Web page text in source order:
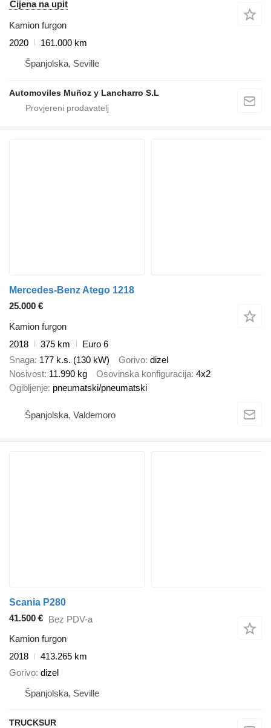
Cijena na upit
Kamion furgon
2020
161.000 km
Španjolska, Seville
Automoviles Muñoz y Lancharro S.L
Mercedes-Benz Atego 1218
25.000 €
Kamion furgon
2018
375 km
Euro 6
Snaga 177 k.s. (130 kW) Gorivo dizel
Nosivost 11.990 kg Osovinska konfiguracija 4x2
Ogibljenje pneumatski/pneumatski
Španjolska, Valdemoro
Scania P280
41.500 € Bez PDV-a
Kamion furgon
2018
413.265 km
Gorivo dizel
Španjolska, Seville
TRUCKSUR